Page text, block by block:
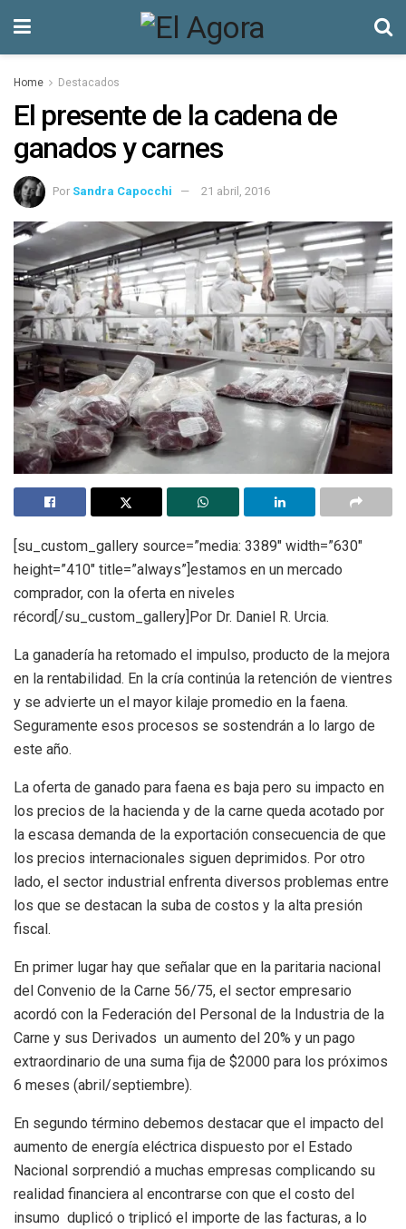
Home Destacados
El presente de la cadena de
ganados y carnes
Por Sandra Capocchi 21 abril, 2016
[su_custom_gallery source=”media: 3389″ width=”630″
height=”410″ title=”always”]estamos en un mercado
comprador, con la oferta en niveles
récord[/su_custom_gallery]Por Dr. Daniel R. Urcia.
La ganadería ha retomado el impulso, producto de la mejora
en la rentabilidad. En la cría continúa la retención de vientres
y se advierte un el mayor kilaje promedio en la faena.
Seguramente esos procesos se sostendrán a lo largo de
este año.
La oferta de ganado para faena es baja pero su impacto en
los precios de la hacienda y de la carne queda acotado por
la escasa demanda de la exportación consecuencia de que
los precios internacionales siguen deprimidos. Por otro
lado, el sector industrial enfrenta diversos problemas entre
los que se destacan la suba de costos y la alta presión
fiscal.
En primer lugar hay que señalar que en la paritaria nacional
del Convenio de la Carne 56/75, el sector empresario
acordó con la Federación del Personal de la Industria de la
Carne y sus Derivados un aumento del 20% y un pago
extraordinario de una suma fija de $2000 para los próximos
6 meses (abril/septiembre).
En segundo término debemos destacar que el impacto del
aumento de energía eléctrica dispuesto por el Estado
Nacional sorprendió a muchas empresas complicando su
realidad financiera al encontrarse con que el costo del
insumo duplicó o triplicó el importe de las facturas, a lo